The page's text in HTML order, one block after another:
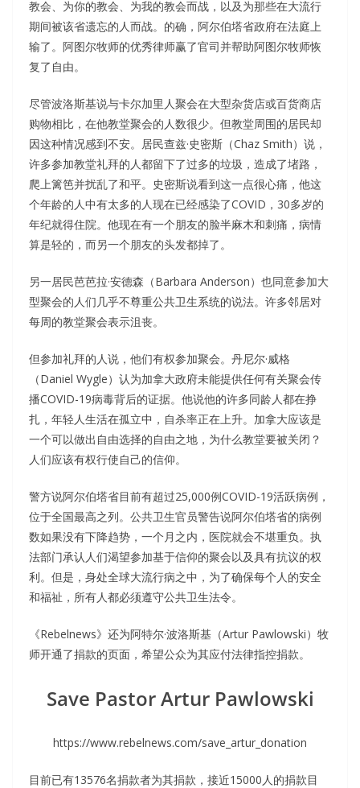
教会、为你的教会、为我的教会而战，以及为那些在大流行
期间被该省遗忘的人而战。的确，阿尔伯塔省政府在法庭上
输了。阿图尔牧师的优秀律师赢了官司并帮助阿图尔牧师恢
复了自由。
尽管波洛斯基说与卡尔加里人聚会在大型杂货店或百货商店
购物相比，在他教堂聚会的人数很少。但教堂周围的居民却
因这种情况感到不安。居民查兹·史密斯（Chaz Smith）说，
许多参加教堂礼拜的人都留下了过多的垃圾，造成了堵路，
爬上篱笆并扰乱了和平。史密斯说看到这一点很心痛，他这
个年龄的人中有太多的人现在已经感染了COVID，30多岁的
年纪就得住院。他现在有一个朋友的脸半麻木和刺痛，病情
算是轻的，而另一个朋友的头发都掉了。
另一居民芭芭拉·安德森（Barbara Anderson）也同意参加大
型聚会的人们几乎不尊重公共卫生系统的说法。许多邻居对
每周的教堂聚会表示沮丧。
但参加礼拜的人说，他们有权参加聚会。丹尼尔·威格
（Daniel Wygle）认为加拿大政府未能提供任何有关聚会传
播COVID-19病毒背后的证据。他说他的许多同龄人都在挣
扎，年轻人生活在孤立中，自杀率正在上升。加拿大应该是
一个可以做出自由选择的自由之地，为什么教堂要被关闭？
人们应该有权行使自己的信仰。
警方说阿尔伯塔省目前有超过25,000例COVID-19活跃病例，
位于全国最高之列。公共卫生官员警告说阿尔伯塔省的病例
数如果没有下降趋势，一个月之内，医院就会不堪重负。执
法部门承认人们渴望参加基于信仰的聚会以及具有抗议的权
利。但是，身处全球大流行病之中，为了确保每个人的安全
和福祉，所有人都必须遵守公共卫生法令。
《Rebelnews》还为阿特尔·波洛斯基（Artur Pawlowski）牧
师开通了捐款的页面，希望公众为其应付法律指控捐款。
Save Pastor Artur Pawlowski
https://www.rebelnews.com/save_artur_donation
目前已有13576名捐款者为其捐款，接近15000人的捐款目